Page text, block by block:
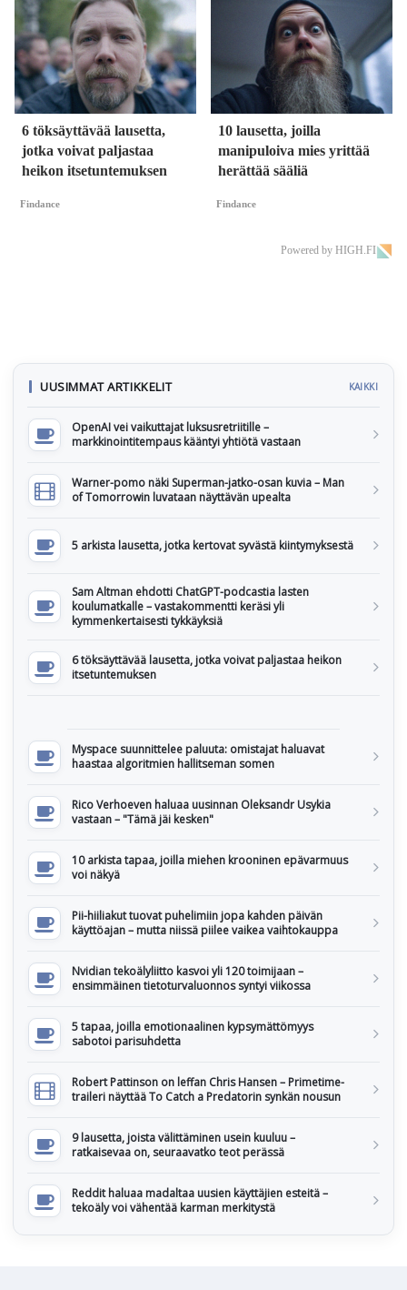
6 töksäyttävää lausetta,
jotka voivat paljastaa
heikon itsetuntemuksen
Findance
10 lausetta, joilla
manipuloiva mies yrittää
herättää sääliä
Findance
Powered by HIGH.FI
UUSIMMAT ARTIKKELIT KAIKKI
OpenAI vei vaikuttajat luksusretriitille –
markkinointitempaus kääntyi yhtiötä vastaan
Warner-pomo näki Superman-jatko-osan kuvia – Man
of Tomorrowin luvataan näyttävän upealta
5 arkista lausetta, jotka kertovat syvästä kiintymyksestä
Sam Altman ehdotti ChatGPT-podcastia lasten
koulumatkalle – vastakommentti keräsi yli
kymmenkertaisesti tykkäyksiä
6 töksäyttävää lausetta, jotka voivat paljastaa heikon
itsetuntemuksen
Myspace suunnittelee paluuta: omistajat haluavat
haastaa algoritmien hallitseman somen
Rico Verhoeven haluaa uusinnan Oleksandr Usykia
vastaan – "Tämä jäi kesken"
10 arkista tapaa, joilla miehen krooninen epävarmuus
voi näkyä
Pii-hiiliakut tuovat puhelimiin jopa kahden päivän
käyttöajan – mutta niissä piilee vaikea vaihtokauppa
Nvidian tekoälyliitto kasvoi yli 120 toimijaan –
ensimmäinen tietoturvaluonnos syntyi viikossa
5 tapaa, joilla emotionaalinen kypsymättömyys
sabotoi parisuhdetta
Robert Pattinson on leffan Chris Hansen – Primetime-
traileri näyttää To Catch a Predatorin synkän nousun
9 lausetta, joista välittäminen usein kuuluu –
ratkaisevaa on, seuraavatko teot perässä
Reddit haluaa madaltaa uusien käyttäjien esteitä –
tekoäly voi vähentää karman merkitystä